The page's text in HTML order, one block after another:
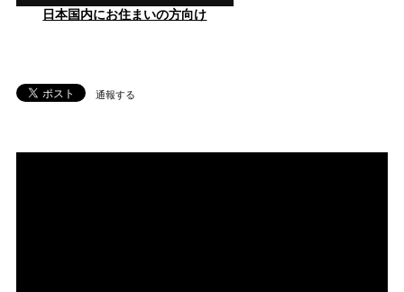
日本国内にお住まいの方向け
通報する